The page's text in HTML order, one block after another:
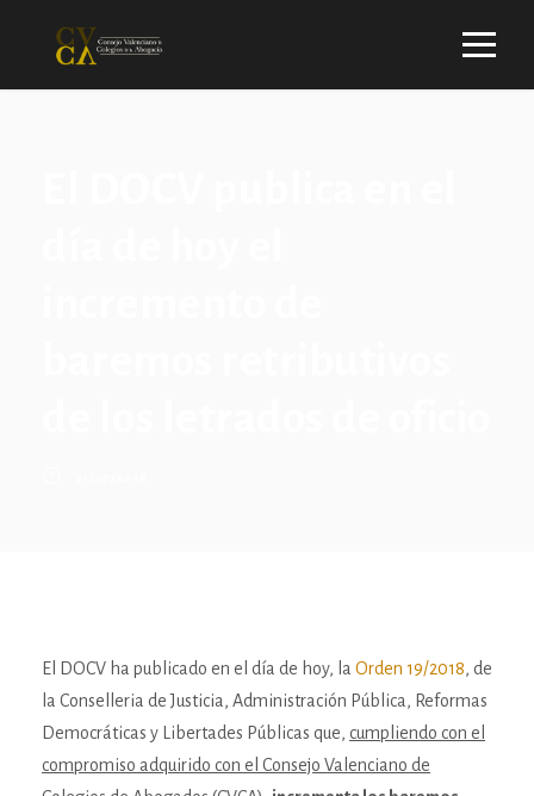
El DOCV ha publicado en el día de hoy, la Orden 19/2018, de
la Conselleria de Justicia, Administración Pública, Reformas
Democráticas y Libertades Públicas que, cumpliendo con el
compromiso adquirido con el Consejo Valenciano de